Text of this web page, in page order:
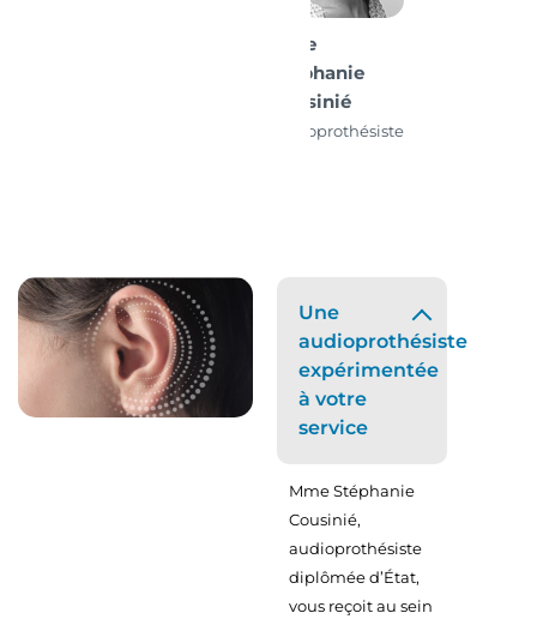
Mme
Stéphanie
Cousinié
Audioprothésiste
Une
audioprothésiste
expérimentée
à votre
service
Mme Stéphanie
Cousinié,
audioprothésiste
diplômée d’État,
vous reçoit au sein